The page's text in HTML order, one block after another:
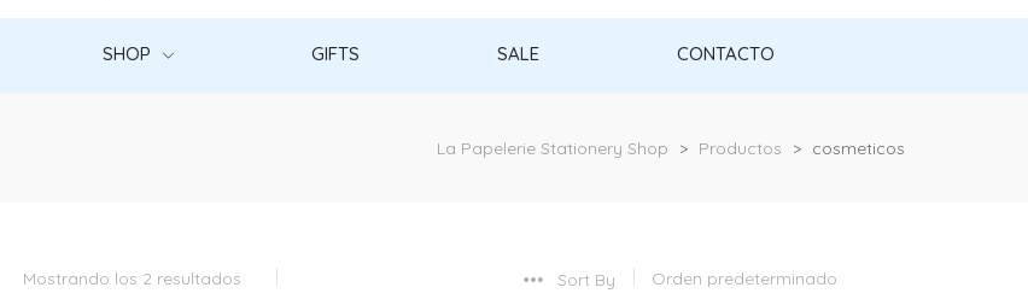
SHOP GIFTS SALE CONTACTO
La Papelerie Stationery Shop > Productos > cosmeticos
Mostrando los 2 resultados Sort By